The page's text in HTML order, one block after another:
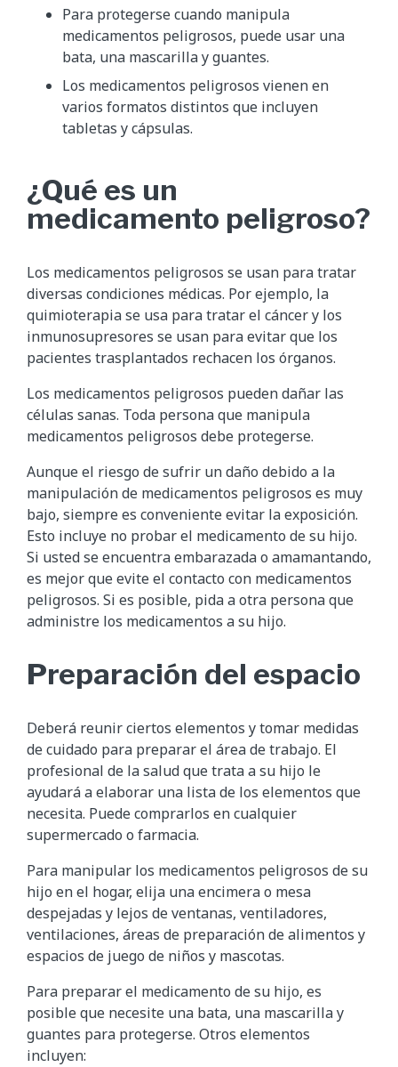
Para protegerse cuando manipula
medicamentos peligrosos, puede usar una
bata, una mascarilla y guantes.
Los medicamentos peligrosos vienen en
varios formatos distintos que incluyen
tabletas y cápsulas.
¿Qué es un
medicamento peligroso?
Los medicamentos peligrosos se usan para tratar
diversas condiciones médicas. Por ejemplo, la
quimioterapia se usa para tratar el cáncer y los
inmunosupresores se usan para evitar que los
pacientes trasplantados rechacen los órganos.
Los medicamentos peligrosos pueden dañar las
células sanas. Toda persona que manipula
medicamentos peligrosos debe protegerse.
Aunque el riesgo de sufrir un daño debido a la
manipulación de medicamentos peligrosos es muy
bajo, siempre es conveniente evitar la exposición.
Esto incluye no probar el medicamento de su hijo.
Si usted se encuentra embarazada o amamantando,
es mejor que evite el contacto con medicamentos
peligrosos. Si es posible, pida a otra persona que
administre los medicamentos a su hijo.
Preparación del espacio
Deberá reunir ciertos elementos y tomar medidas
de cuidado para preparar el área de trabajo. El
profesional de la salud que trata a su hijo le
ayudará a elaborar una lista de los elementos que
necesita. Puede comprarlos en cualquier
supermercado o farmacia.
Para manipular los medicamentos peligrosos de su
hijo en el hogar, elija una encimera o mesa
despejadas y lejos de ventanas, ventiladores,
ventilaciones, áreas de preparación de alimentos y
espacios de juego de niños y mascotas.
Para preparar el medicamento de su hijo, es
posible que necesite una bata, una mascarilla y
guantes para protegerse. Otros elementos
incluyen: